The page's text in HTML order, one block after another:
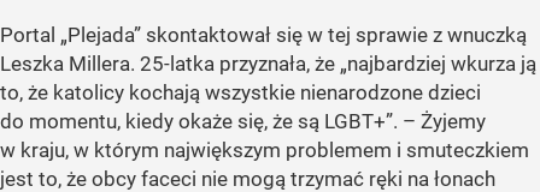
Portal „Plejada” skontaktował się w tej sprawie z wnuczką
Leszka Millera. 25-latka przyznała, że „najbardziej wkurza ją
to, że katolicy kochają wszystkie nienarodzone dzieci
do momentu, kiedy okaże się, że są LGBT+”. – Żyjemy
w kraju, w którym największym problemem i smuteczkiem
jest to, że obcy faceci nie mogą trzymać ręki na łonach